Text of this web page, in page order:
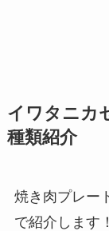
イワタニカ
種類紹介
焼き肉プレー
で紹介します